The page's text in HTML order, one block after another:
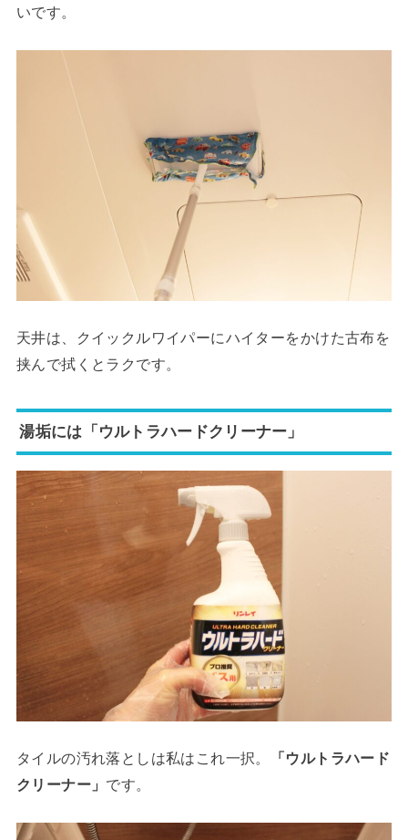
いです。
天井は、クイックルワイパーにハイターをかけた古布を
挟んで拭くとラクです。
湯垢には「ウルトラハードクリーナー」
タイルの汚れ落としは私はこれ一択。
「ウルトラハード
クリーナー」 です。